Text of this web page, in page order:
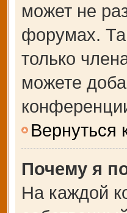
может не
форумах.
только
можете
Вернуться
Почему я
На каждой